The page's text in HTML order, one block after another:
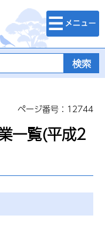
検索・メニュ
ー
ページ番号：12744
一覧(平成2